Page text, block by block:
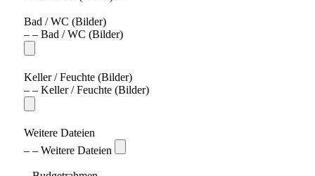
Bad / WC (Bilder)
– – Bad / WC (Bilder)
Keller / Feuchte (Bilder)
– – Keller / Feuchte (Bilder)
Weitere Dateien
– – Weitere Dateien